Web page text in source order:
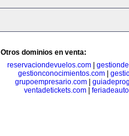
Otros dominios en venta:
reservaciondevuelos.com
gestionconocimientos.com
grupoempresario.com|
ventadetickets.com|